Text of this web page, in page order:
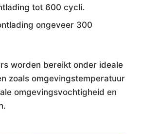
tot 600 cycli.
ongeveer 300
worden bereikt onder ideale
zoals omgevingstemperatuur
omgevingsvochtigheid en